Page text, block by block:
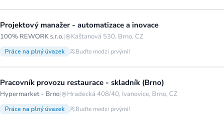
Projektový manažer - automatizace a inovace
100% REWORK s.r.o.| Kaštanová 530, Brno, CZ
Práce na plný úvazek Buďte medzi prvými!
Pracovník provozu restaurace - skladník (Brno)
Hypermarket - Brno| Hradecká 408/40, Ivanovice, Brno, CZ
Práce na plný úvazek Buďte medzi prvými!